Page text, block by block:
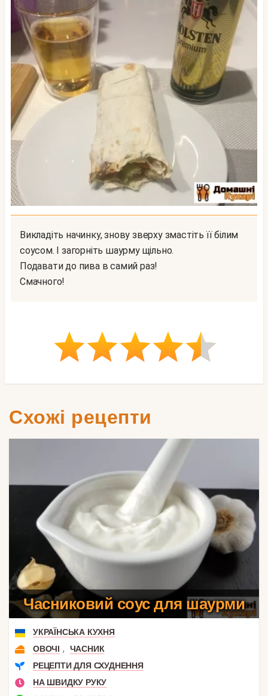
Викладіть начинку, знову зверху змастіть її білим
соусом. І загорніть шаурму щільно.
Подавати до пива в самий раз!
Смачного!
Схожі рецепти
Часниковий соус для шаурми
УКРАЇНСЬКА КУХНЯ
ОВОЧІ ,
ЧАСНИК
РЕЦЕПТИ ДЛЯ СХУДНЕННЯ
НА ШВИДКУ РУКУ